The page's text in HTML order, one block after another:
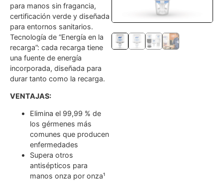
para manos sin fragancia,
certificación verde y diseñada
para entornos sanitarios.
Tecnología de “Energía en la
recarga”: cada recarga tiene
una fuente de energía
incorporada, diseñada para
durar tanto como la recarga.
VENTAJAS:
Elimina el 99,99 % de
los gérmenes más
comunes que producen
enfermedades
Supera otros
antisépticos para
manos onza por onza¹